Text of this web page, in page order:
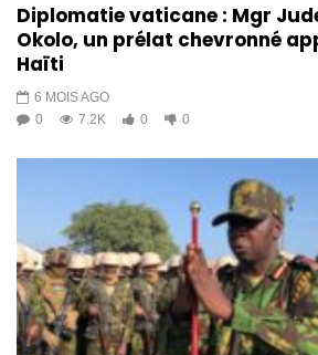
Diplomatie vaticane : Mgr
Okolo, un prélat chevronné
Haïti
6 MOIS AGO
0
7.2K 0 0